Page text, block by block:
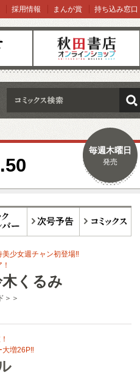
オンラインショップ
採用情報 まんが賞 持ち込み窓口
検索
毎週木曜日
発売
少女週チャン初登場‼
くるみ
＞＞
大増26P‼